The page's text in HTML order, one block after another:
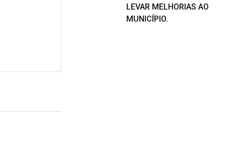
LEVAR MELHORIAS AO
MUNICÍPIO.